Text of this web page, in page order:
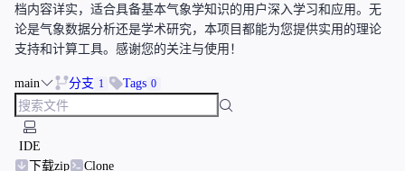
档内容详实，适合具备基本气象学知识的用户深入学习和应用。无
论是气象数据分析还是学术研究，本项目都能为您提供实用的理论
支持和计算工具。感谢您的关注与使用！
main 分支 1 Tags 0
IDE
下载zip
Clone